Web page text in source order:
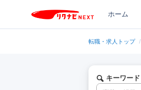
ホーム
転職・求人トップ /
キーワード